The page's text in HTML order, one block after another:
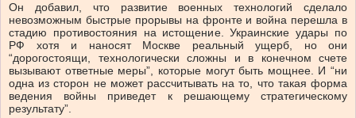
Он добавил, что развитие военных технологий сделало
невозможным быстрые прорывы на фронте и война перешла в
стадию противостояния на истощение. Украинские удары по
РФ хотя и наносят Москве реальный ущерб, но они
“дорогостоящи, технологически сложны и в конечном счете
вызывают ответные меры”, которые могут быть мощнее. И “ни
одна из сторон не может рассчитывать на то, что такая форма
ведения войны приведет к решающему стратегическому
результату”.